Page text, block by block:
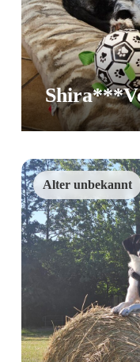
Alter unbekannt